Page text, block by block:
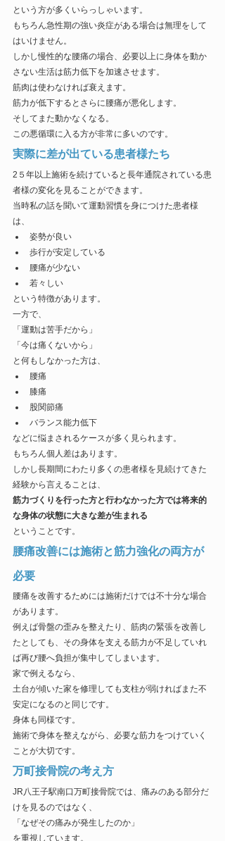
という方が多くいらっしゃいます。
もちろん急性期の強い炎症がある場合は無理をして
はいけません。
しかし慢性的な腰痛の場合、必要以上に身体を動か
さない生活は筋力低下を加速させます。
筋肉は使わなければ衰えます。
筋力が低下するとさらに腰痛が悪化します。
そしてまた動かなくなる。
この悪循環に入る方が非常に多いのです。
実際に差が出ている患者様たち
2５年以上施術を続けていると長年通院されている患
者様の変化を見ることができます。
当時私の話を聞いて運動習慣を身につけた患者様
は、
姿勢が良い
歩行が安定している
腰痛が少ない
若々しい
という特徴があります。
一方で、
「運動は苦手だから」
「今は痛くないから」
と何もしなかった方は、
腰痛
膝痛
股関節痛
バランス能力低下
などに悩まされるケースが多く見られます。
もちろん個人差はあります。
しかし長期間にわたり多くの患者様を見続けてきた
経験から言えることは、
筋力づくりを行った方と行わなかった方では将来的
な身体の状態に大きな差が生まれる
ということです。
腰痛改善には施術と筋力強化の両方が
必要
腰痛を改善するためには施術だけでは不十分な場合
があります。
例えば骨盤の歪みを整えたり、筋肉の緊張を改善し
たとしても、その身体を支える筋力が不足していれ
ば再び腰へ負担が集中してしまいます。
家で例えるなら、
土台が傾いた家を修理しても支柱が弱ければまた不
安定になるのと同じです。
身体も同様です。
施術で身体を整えながら、必要な筋力をつけていく
ことが大切です。
万町接骨院の考え方
JR八王子駅南口万町接骨院では、痛みのある部分だ
けを見るのではなく、
「なぜその痛みが発生したのか」
を重視しています。